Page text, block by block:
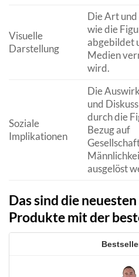
Visuelle
Darstellung
Die Art und
wie die
abgebildet
Medien
wird.
Soziale
Implikationen
Die
und
durch die
Bezug auf
ausgelöst
Das sind die
Produkte mit der